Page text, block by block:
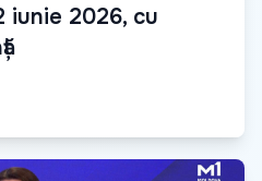
iunie 2026, cu